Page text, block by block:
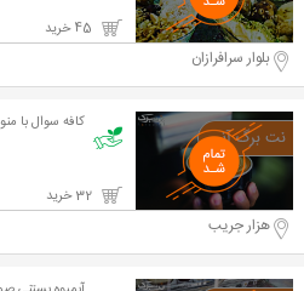
بلوار سرافرازان
کافه سوال با
هزار جریب